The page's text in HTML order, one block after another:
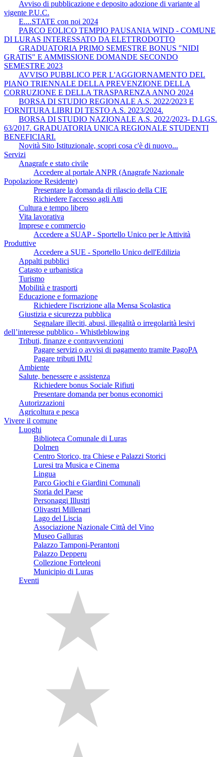
Avviso di pubblicazione e deposito adozione di variante al
vigente P.U.C.
E....STATE con noi 2024
PARCO EOLICO TEMPIO PAUSANIA WIND - COMUNE
DI LURAS INTERESSATO DA ELETTRODOTTO
GRADUATORIA PRIMO SEMESTRE BONUS "NIDI
GRATIS" E AMMISSIONE DOMANDE SECONDO
SEMESTRE 2023
AVVISO PUBBLICO PER L'AGGIORNAMENTO DEL
PIANO TRIENNALE DELLA PREVENZIONE DELLA
CORRUZIONE E DELLA TRASPARENZA ANNO 2024
BORSA DI STUDIO REGIONALE A.S. 2022/2023 E
FORNITURA LIBRI DI TESTO A.S. 2023/2024.
BORSA DI STUDIO NAZIONALE A.S. 2022/2023- D.LGS.
63/2017. GRADUATORIA UNICA REGIONALE STUDENTI
BENEFICIARI.
Novità Sito Istituzionale, scopri cosa c'è di nuovo...
Servizi
Anagrafe e stato civile
Accedere al portale ANPR (Anagrafe Nazionale
Popolazione Residente)
Presentare la domanda di rilascio della CIE
Richiedere l'accesso agli Atti
Cultura e tempo libero
Vita lavorativa
Imprese e commercio
Accedere a SUAP - Sportello Unico per le Attività
Produttive
Accedere a SUE - Sportello Unico dell'Edilizia
Appalti pubblici
Catasto e urbanistica
Turismo
Mobilità e trasporti
Educazione e formazione
Richiedere l'iscrizione alla Mensa Scolastica
Giustizia e sicurezza pubblica
Segnalare illeciti, abusi, illegalità o irregolarità lesivi
dell’interesse pubblico - Whistleblowing
Tributi, finanze e contravvenzioni
Pagare servizi o avvisi di pagamento tramite PagoPA
Pagare tributi IMU
Ambiente
Salute, benessere e assistenza
Richiedere bonus Sociale Rifiuti
Presentare domanda per bonus economici
Autorizzazioni
Agricoltura e pesca
Vivere il comune
Luoghi
Biblioteca Comunale di Luras
Dolmen
Centro Storico, tra Chiese e Palazzi Storici
Luresi tra Musica e Cinema
Lingua
Parco Giochi e Giardini Comunali
Storia del Paese
Personaggi Illustri
Olivastri Millenari
Lago del Liscia
Associazione Nazionale Città del Vino
Museo Galluras
Palazzo Tamponi-Perantoni
Palazzo Depperu
Collezione Forteleoni
Municipio di Luras
Eventi